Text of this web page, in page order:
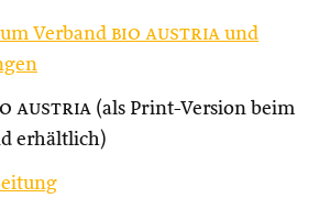
Verband bio austria und
austria (als Print-Version beim
erhältlich)